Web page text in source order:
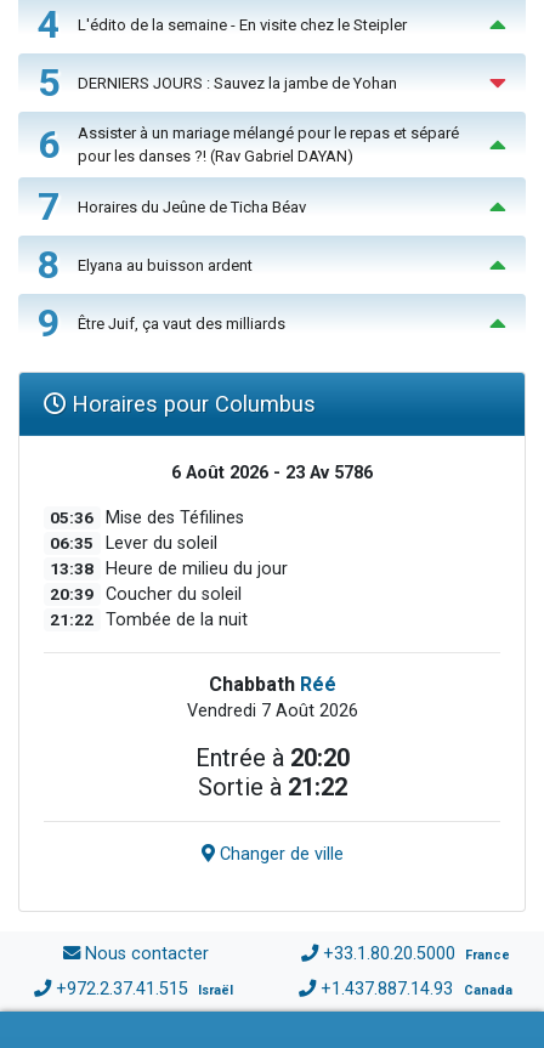
4 L'édito de la semaine - En visite chez le Steipler
5 DERNIERS JOURS : Sauvez la jambe de Yohan
6
Assister à un mariage mélangé pour le repas et séparé
pour les danses ?! (Rav Gabriel DAYAN)
7 Horaires du Jeûne de Ticha Béav
8 Elyana au buisson ardent
9 Être Juif, ça vaut des milliards
Horaires pour Columbus
6 Août 2026 - 23 Av 5786
05:36 Mise des Téfilines
06:35 Lever du soleil
13:38 Heure de milieu du jour
20:39 Coucher du soleil
21:22 Tombée de la nuit
Chabbath Réé
Vendredi 7 Août 2026
Entrée à 20:20
Sortie à 21:22
Changer de ville
Nous contacter +33.1.80.20.5000 France
+972.2.37.41.515 Israël +1.437.887.14.93 Canada